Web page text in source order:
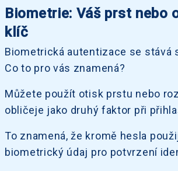
Biometrie: Váš prst nebo
klíč
Biometrická autentizace se stává
Co to pro vás znamená?
Můžete použít otisk prstu nebo
obličeje jako druhý faktor při
To znamená, že kromě hesla
biometrický údaj pro potvrzení